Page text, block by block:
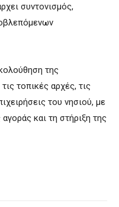
συντονισμός,
της
τοπικές αρχές, τις
του νησιού, με
και τη στήριξη της